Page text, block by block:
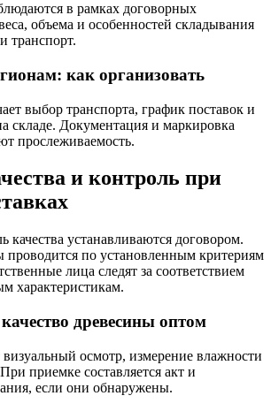
в рамках договорных
объема и особенностей складывания
транспорт.
как организовать
выбор транспорта, график поставок и
складе. Документация и маркировка
прослеживаемость.
и контроль при
качества устанавливаются договором.
по установленным критериям
лица следят за соответствием
характеристикам.
древесины оптом
осмотр, измерение влажности
приемке составляется акт и
если они обнаружены.